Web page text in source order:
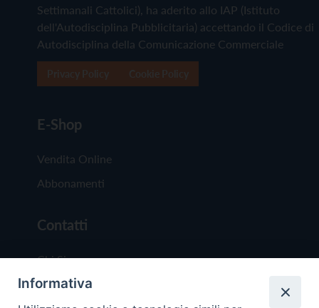
Settimanali Cattolici), ha aderito allo IAP (Istituto
dell'Autodisciplina Pubblicitaria) accettando il Codice di
Autodisciplina della Comunicazione Commerciale
E-Shop
Vendita Online
Abbonamenti
Contatti
Chi Siamo
Redazione
Informativa